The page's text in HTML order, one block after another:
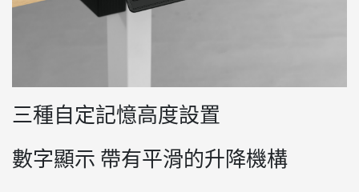
三種自定記憶高度設置
數字顯示 帶有平滑的升降機構